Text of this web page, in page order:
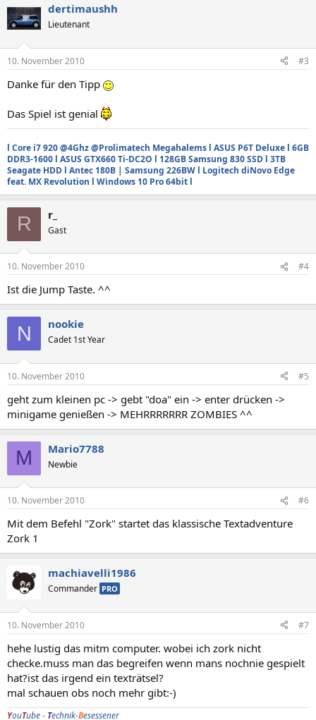
dertimaushh
Lieutenant
10. November 2010 #3
Danke für den Tipp
Das Spiel ist genial
l Core i7 920 @4Ghz @Prolimatech Megahalems l ASUS P6T Deluxe l 6GB
DDR3-1600 l ASUS GTX660 Ti-DC2O l 128GB Samsung 830 SSD l 3TB
Seagate HDD l Antec 180B | Samsung 226BW l Logitech diNovo Edge
feat. MX Revolution l Windows 10 Pro 64bit l
R r_
Gast
10. November 2010 #4
Ist die Jump Taste. ^^
N nookie
Cadet 1st Year
10. November 2010 #5
geht zum kleinen pc -> gebt "doa" ein -> enter drücken ->
minigame genießen -> MEHRRRRRRR ZOMBIES ^^
M Mario7788
Newbie
10. November 2010 #6
Mit dem Befehl "Zork" startet das klassische Textadventure
Zork 1
machiavelli1986
Commander PRO
10. November 2010 #7
hehe lustig das mitm computer. wobei ich zork nicht
checke.muss man das begreifen wenn mans nochnie gespielt
hat?ist das irgend ein texträtsel?
mal schauen obs noch mehr gibt:-)
YouTube - Technik-Besessener